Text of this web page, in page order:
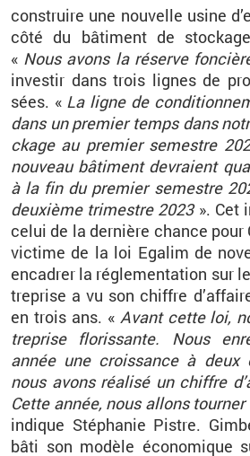
construire une nou­velle usine
côté du bâ­ti­ment de
« Nous avons la ré­serve
in­ves­tir dans trois lignes de
sées. « La ligne de
dans un pre­mier temps dans
ckage au pre­mier se­mestre
nou­veau bâ­ti­ment de­vraient
à la fin du pre­mier se­mestre
deuxième tri­mestre 2023 ». Cet
celui de la der­nière chance pour
vic­time de la loi Ega­lim de
en­ca­drer la ré­gle­men­ta­tion sur
tre­prise a vu son chiffre
en trois ans. « Avant cette loi,
tre­prise flo­ris­sante. Nous
année une crois­sance à deux
nous avons réa­lisé un chiffre
Cette année, nous al­lons
in­dique Sté­pha­nie Pistre.
bâti son mo­dèle éco­no­mique